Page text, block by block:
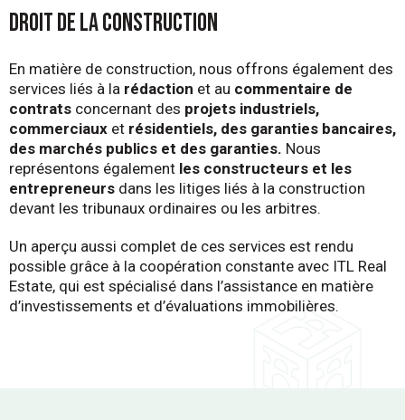
Droit de la construction
En matière de construction, nous offrons également des
services liés à la rédaction et au commentaire de
contrats concernant des projets industriels,
commerciaux et résidentiels, des garanties bancaires,
des marchés publics et des garanties. Nous
représentons également les constructeurs et les
entrepreneurs dans les litiges liés à la construction
devant les tribunaux ordinaires ou les arbitres.
Un aperçu aussi complet de ces services est rendu
possible grâce à la coopération constante avec ITL Real
Estate, qui est spécialisé dans l’assistance en matière
d’investissements et d’évaluations immobilières.